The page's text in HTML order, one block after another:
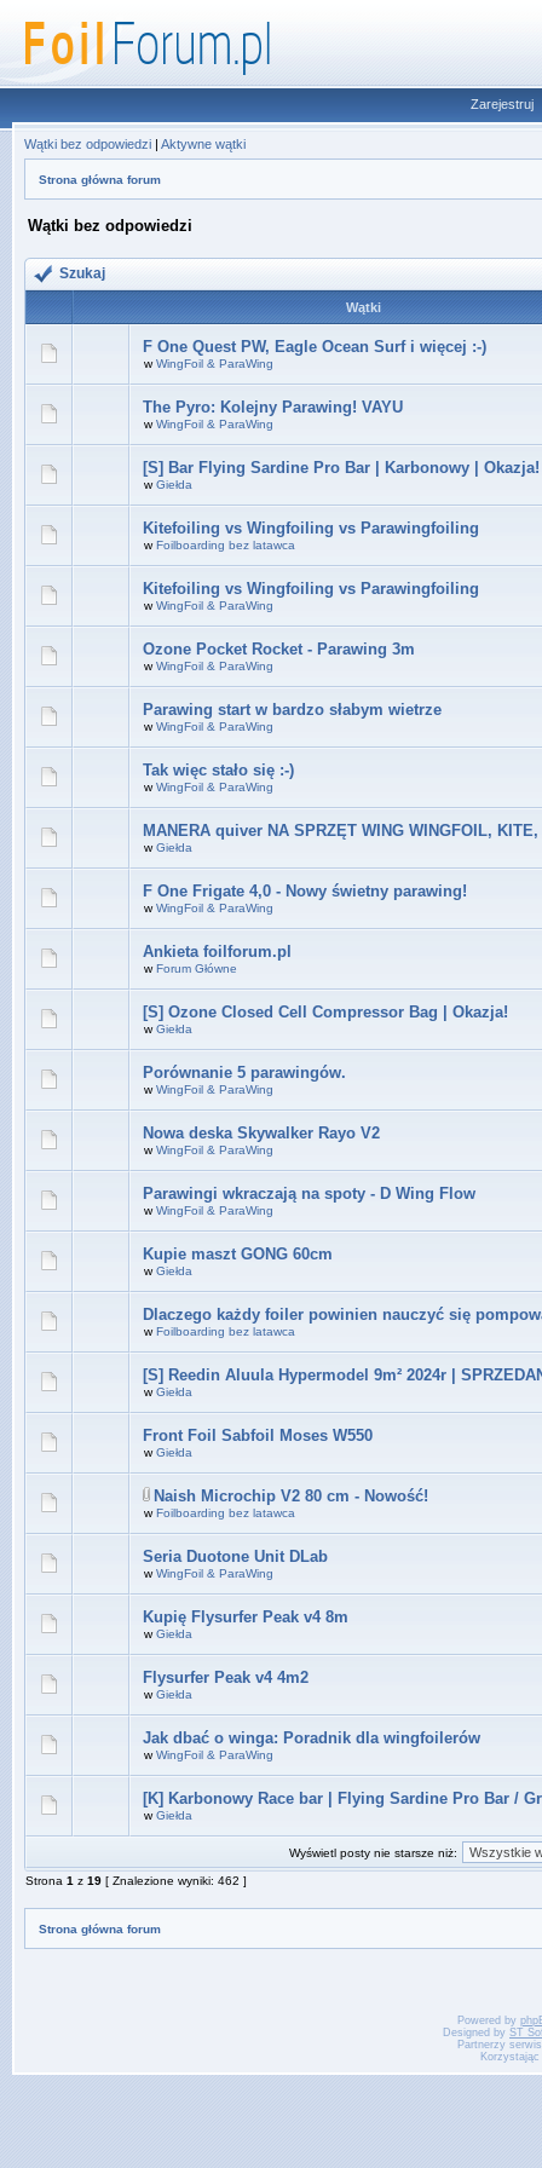
Zarejestruj
Wątki bez odpowiedzi | Aktywne wątki
Strona główna forum
Wątki bez odpowiedzi
Szukaj
Wątki
F One Quest PW, Eagle Ocean Surf i więcej :-)
wWingFoil & ParaWing
The Pyro: Kolejny Parawing! VAYU
wWingFoil & ParaWing
[S] Bar Flying Sardine Pro Bar | Karbonowy | Okazja!
wGiełda
Kitefoiling vs Wingfoiling vs Parawingfoiling
wFoilboarding bez latawca
Kitefoiling vs Wingfoiling vs Parawingfoiling
wWingFoil & ParaWing
Ozone Pocket Rocket - Parawing 3m
wWingFoil & ParaWing
Parawing start w bardzo słabym wietrze
wWingFoil & ParaWing
Tak więc stało się :-)
wWingFoil & ParaWing
MANERA quiver NA SPRZĘT WING WINGFOIL, KITE,
wGiełda
F One Frigate 4,0 - Nowy świetny parawing!
wWingFoil & ParaWing
Ankieta foilforum.pl
wForum Główne
[S] Ozone Closed Cell Compressor Bag | Okazja!
wGiełda
Porównanie 5 parawingów.
wWingFoil & ParaWing
Nowa deska Skywalker Rayo V2
wWingFoil & ParaWing
Parawingi wkraczają na spoty - D Wing Flow
wWingFoil & ParaWing
Kupie maszt GONG 60cm
wGiełda
Dlaczego każdy foiler powinien nauczyć się
wFoilboarding bez latawca
[S] Reedin Aluula Hypermodel 9m² 2024r |
wGiełda
Front Foil Sabfoil Moses W550
wGiełda
Naish Microchip V2 80 cm - Nowość!
wFoilboarding bez latawca
Seria Duotone Unit DLab
wWingFoil & ParaWing
Kupię Flysurfer Peak v4 8m
wGiełda
Flysurfer Peak v4 4m2
wGiełda
Jak dbać o winga: Poradnik dla wingfoilerów
wWingFoil & ParaWing
[K] Karbonowy Race bar | Flying Sardine Pro Bar /
wGiełda
Wyświetl posty nie starsze niż:
Strona 1 z 19 [ Znalezione wyniki: 462 ]
Strona główna forum
Powered by
Designed by ST
Partnerzy